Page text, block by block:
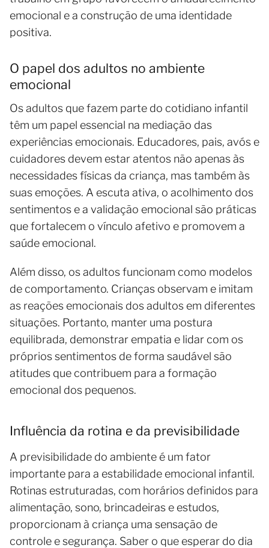
emocional e a construção de uma identidade
positiva.
O papel dos adultos no ambiente
emocional
Os adultos que fazem parte do cotidiano infantil
têm um papel essencial na mediação das
experiências emocionais. Educadores, pais, avós e
cuidadores devem estar atentos não apenas às
necessidades físicas da criança, mas também às
suas emoções. A escuta ativa, o acolhimento dos
sentimentos e a validação emocional são práticas
que fortalecem o vínculo afetivo e promovem a
saúde emocional.
Além disso, os adultos funcionam como modelos
de comportamento. Crianças observam e imitam
as reações emocionais dos adultos em diferentes
situações. Portanto, manter uma postura
equilibrada, demonstrar empatia e lidar com os
próprios sentimentos de forma saudável são
atitudes que contribuem para a formação
emocional dos pequenos.
Influência da rotina e da previsibilidade
A previsibilidade do ambiente é um fator
importante para a estabilidade emocional infantil.
Rotinas estruturadas, com horários definidos para
alimentação, sono, brincadeiras e estudos,
proporcionam à criança uma sensação de
controle e segurança. Saber o que esperar do dia